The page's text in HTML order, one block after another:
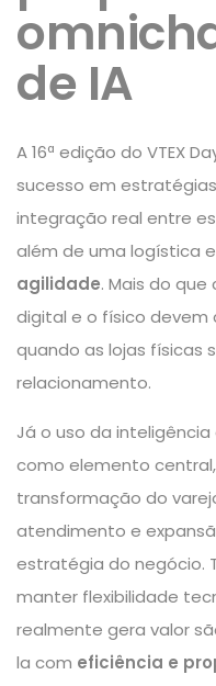
de IA
A 16ª edição do VTEX
sucesso em
integração real entre
além de uma logística
agilidade. Mais do
digital e o físico devem
quando as lojas físicas
relacionamento.
Já o uso da
como elemento
transformação do
atendimento e
estratégia do negócio.
manter flexibilidade
realmente gera valor
la com eficiência e